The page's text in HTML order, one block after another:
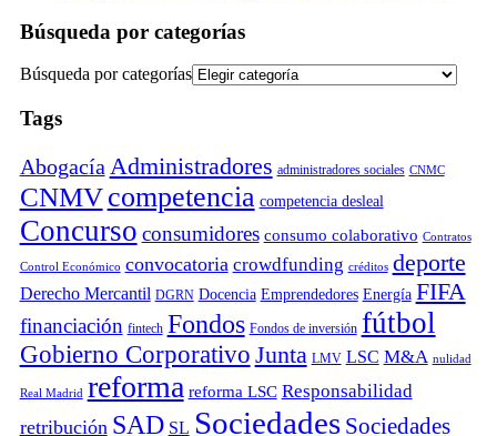
Búsqueda por categorías
Búsqueda por categorías
Tags
Abogacía Administradores administradores sociales CNMC
CNMV competencia competencia desleal
Concurso consumidores consumo colaborativo Contratos
Control Económico convocatoria crowdfunding créditos deporte
Derecho Mercantil DGRN Docencia Emprendedores Energía FIFA
financiación fintech Fondos Fondos de inversión fútbol
Gobierno Corporativo Junta LMV LSC M&A nulidad
Real Madrid reforma reforma LSC Responsabilidad
retribución SAD SL Sociedades Sociedades